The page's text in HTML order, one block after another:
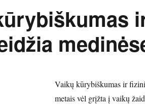
Vaikų kūrybiškumas ir
metais vėl grįžta į vaikų